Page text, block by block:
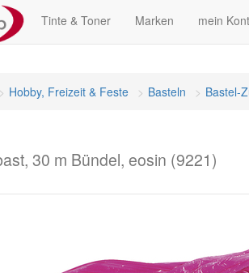
Tinte & Toner Marken mein
Hobby, Freizeit & Feste Basteln Bastel-
30 m Bündel, eosin (9221)